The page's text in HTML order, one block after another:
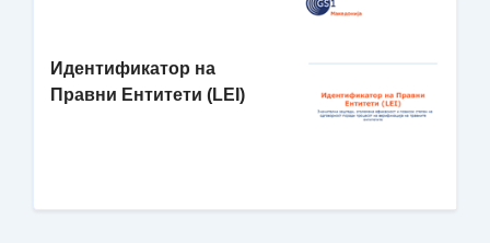
Идентификатор на
Правни Ентитети (LEI)